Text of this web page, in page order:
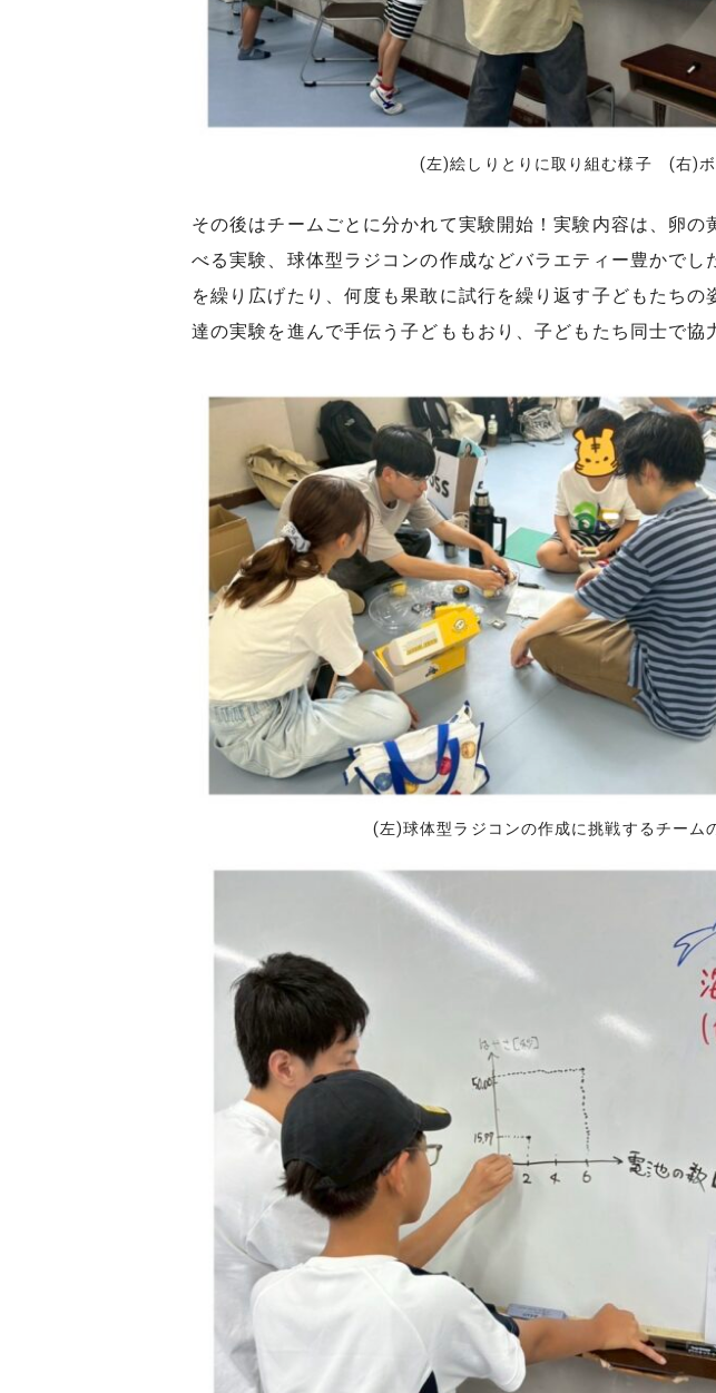
(左)絵しりとりに取り組む様子 (右)
その後はチームごとに分かれて実験開始！実験内容は、卵
べる実験、球体型ラジコンの作成などバラエティー豊かで
を繰り広げたり、何度も果敢に試行を繰り返す子どもたち
達の実験を進んで手伝う子どももおり、子どもたち同士で協
(左)球体型ラジコンの作成に挑戦するチー